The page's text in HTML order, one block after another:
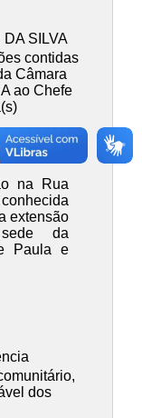
SILVA
contidas
Câmara
ao Chefe
na Rua
extensão
da
Paula e
dos